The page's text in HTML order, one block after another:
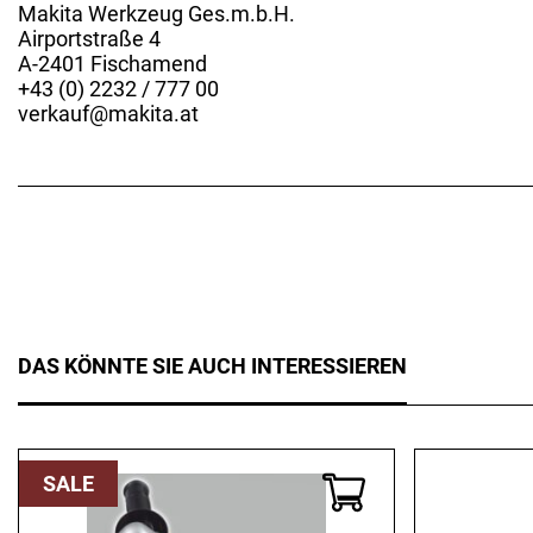
Makita Werkzeug Ges.m.b.H.
Airportstraße 4
A-2401 Fischamend
+43 (0) 2232 / 777 00
verkauf@makita.at
DAS KÖNNTE SIE AUCH INTERESSIEREN
SALE